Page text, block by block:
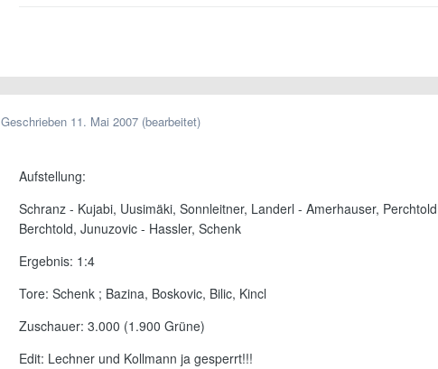
Geschrieben 11. Mai 2007 (bearbeitet)
Aufstellung:
Schranz - Kujabi, Uusimäki, Sonnleitner, Landerl - Amerhauser,
Berchtold, Junuzovic - Hassler, Schenk
Ergebnis: 1:4
Tore: Schenk ; Bazina, Boskovic, Bilic, Kincl
Zuschauer: 3.000 (1.900 Grüne)
Edit: Lechner und Kollmann ja gesperrt!!!